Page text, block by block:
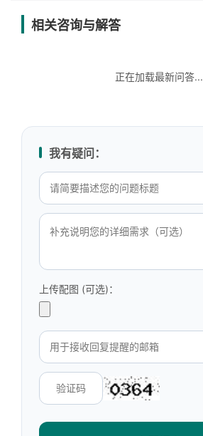
相关咨询与解答
正在加载最新问答...
我有疑问：
上传配图 (可选)：